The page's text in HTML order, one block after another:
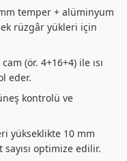
temper + alüminyum
rüzgâr yükleri için
(ör. 4+16+4) ile ısı
eder.
kontrolü ve
yükseklikte 10 mm
optimize edilir.